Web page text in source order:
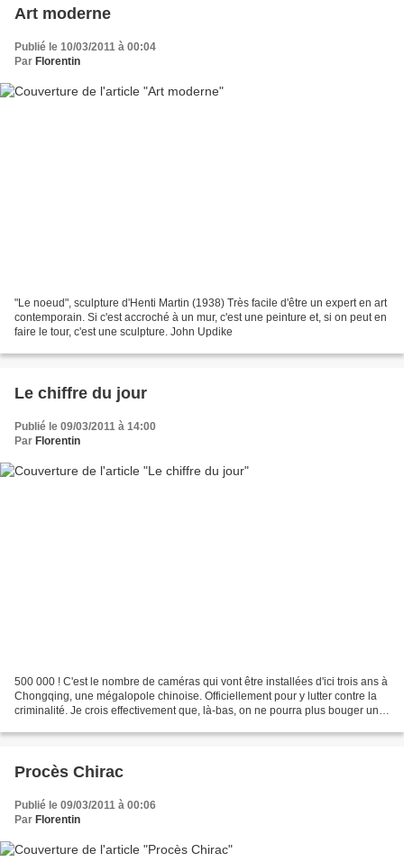
Art moderne
Publié le 10/03/2011 à 00:04
Par Florentin
"Le noeud", sculpture d'Henti Martin (1938) Très facile d'être un expert en art
contemporain. Si c'est accroché à un mur, c'est une peinture et, si on peut en
faire le tour, c'est une sculpture. John Updike
Le chiffre du jour
Publié le 09/03/2011 à 14:00
Par Florentin
500 000 ! C'est le nombre de caméras qui vont être installées d'ici trois ans à
Chongqing, une mégalopole chinoise. Officiellement pour y lutter contre la
criminalité. Je crois effectivement que, là-bas, on ne pourra plus bouger une
Procès Chirac
Publié le 09/03/2011 à 00:06
Par Florentin